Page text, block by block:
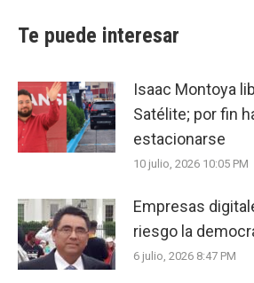
Te puede interesar
Isaac Montoya
Satélite; por fin
estacionarse
10 julio, 2026 10:05 PM
Empresas
riesgo la
6 julio, 2026 8:47 PM